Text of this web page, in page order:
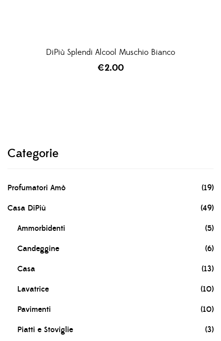
DiPiù Splendi Alcool Muschio Bianco
€2.00
Categorie
Profumatori Amò (19)
Casa DiPiù (49)
Ammorbidenti (5)
Candeggine (6)
Casa (13)
Lavatrice (10)
Pavimenti (10)
Piatti e Stoviglie (3)